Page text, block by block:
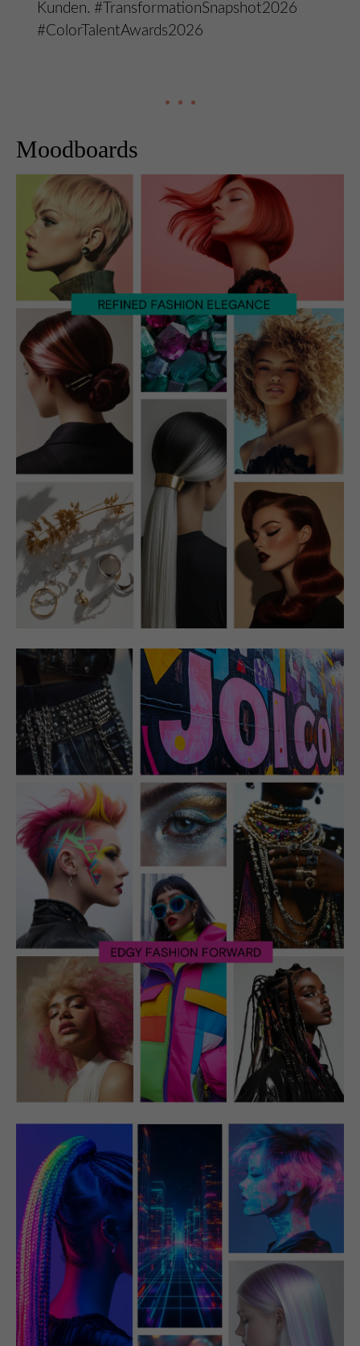
Kunden. #TransformationSnapshot2026
#ColorTalentAwards2026
Moodboards